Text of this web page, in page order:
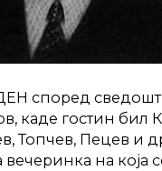
според
каде гостин бил
Топчев, Пецев и
на која